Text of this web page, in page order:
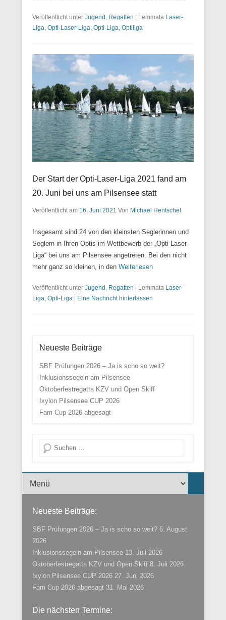
Veröffentlicht unter Jugend Regatten | Lemmata Laser-
Liga Opti-Laser-Liga Opti-Liga Optiliga
Der Start der Opti-Laser-Liga 2021 fand am
20. Juni bei uns am Pilsensee statt
Veröffentlicht am 16. Juni 2021 Von Michael Hentschel
Insgesamt sind 24 von den kleinsten Seglerinnen und
Seglern in Ihren Optis im Wettbewerb der „Opti-Laser-
Liga“ bei uns am Pilsensee angetreten. Bei den nicht
mehr ganz so kleinen, in den Weiterlesen
Veröffentlicht unter Jugend Regatten | Lemmata Laser-
Liga Opti-Liga | Eine Nachricht hinterlassen
Neueste Beiträge
SBF Prüfungen 2026 – Ja is scho so weit?
Inklusionssegeln am Pilsensee
Oktoberfestregatta KZV und Open Skiff
Ixylon Pilsensee CUP 2026
Fam Cup 2026 abgesagt
Suche
Menü der Fußzeile
Neueste Beiträge:
SBF Prüfungen 2026 – Ja is scho so weit? 6. August
2026
Inklusionssegeln am Pilsensee 13. Juli 2026
Oktoberfestregatta KZV und Open Skiff 8. Juli 2026
Ixylon Pilsensee CUP 2026 27. Juni 2026
Fam Cup 2026 abgesagt 31. Mai 2026
Die nächsten Termine: